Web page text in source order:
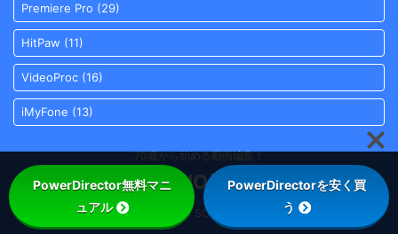
Premiere Pro (29)
HitPaw (11)
VideoProc (16)
iMyFone (13)
70歳から始める動画編集！
SOHO日和
© 2026 SOHO日和
PowerDirector無料マニ
ュアル
PowerDirectorを安く買
う